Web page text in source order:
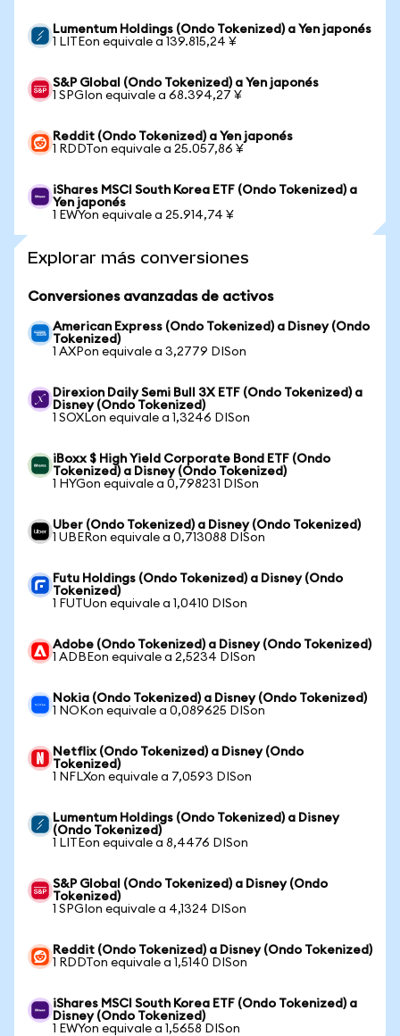
Lumentum Holdings (Ondo Tokenized) a Yen japonés
1 LITEon equivale a 139.815,24 ¥
S&P Global (Ondo Tokenized) a Yen japonés
1 SPGIon equivale a 68.394,27 ¥
Reddit (Ondo Tokenized) a Yen japonés
1 RDDTon equivale a 25.057,86 ¥
iShares MSCI South Korea ETF (Ondo Tokenized) a
Yen japonés
1 EWYon equivale a 25.914,74 ¥
Explorar más conversiones
Conversiones avanzadas de activos
American Express (Ondo Tokenized) a Disney (Ondo
Tokenized)
1 AXPon equivale a 3,2779 DISon
Direxion Daily Semi Bull 3X ETF (Ondo Tokenized) a
Disney (Ondo Tokenized)
1 SOXLon equivale a 1,3246 DISon
iBoxx $ High Yield Corporate Bond ETF (Ondo
Tokenized) a Disney (Ondo Tokenized)
1 HYGon equivale a 0,798231 DISon
Uber (Ondo Tokenized) a Disney (Ondo Tokenized)
1 UBERon equivale a 0,713088 DISon
Futu Holdings (Ondo Tokenized) a Disney (Ondo
Tokenized)
1 FUTUon equivale a 1,0410 DISon
Adobe (Ondo Tokenized) a Disney (Ondo Tokenized)
1 ADBEon equivale a 2,5234 DISon
Nokia (Ondo Tokenized) a Disney (Ondo Tokenized)
1 NOKon equivale a 0,089625 DISon
Netflix (Ondo Tokenized) a Disney (Ondo
Tokenized)
1 NFLXon equivale a 7,0593 DISon
Lumentum Holdings (Ondo Tokenized) a Disney
(Ondo Tokenized)
1 LITEon equivale a 8,4476 DISon
S&P Global (Ondo Tokenized) a Disney (Ondo
Tokenized)
1 SPGIon equivale a 4,1324 DISon
Reddit (Ondo Tokenized) a Disney (Ondo Tokenized)
1 RDDTon equivale a 1,5140 DISon
iShares MSCI South Korea ETF (Ondo Tokenized) a
Disney (Ondo Tokenized)
1 EWYon equivale a 1,5658 DISon